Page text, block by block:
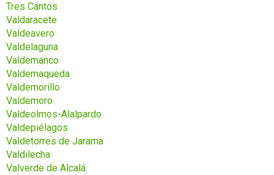
Tres Cantos
Valdaracete
Valdeavero
Valdelaguna
Valdemanco
Valdemaqueda
Valdemorillo
Valdemoro
Valdeolmos-Alalpardo
Valdepiélagos
Valdetorres de Jarama
Valdilecha
Valverde de Alcalá